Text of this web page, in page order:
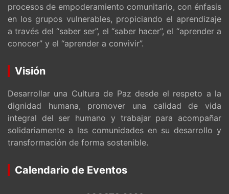
procesos de empoderamiento comunitario, con énfasis
en los grupos vulnerables, propiciando el aprendizaje
a través del “saber ser”, el “saber hacer”, el “aprender a
conocer” y el “aprender a convivir”.
Visión
Desarrollar una Cultura de Paz desde el respeto a la
dignidad humana, promover una calidad de vida
integral del ser humano y trabajar para acompañar
solidariamente a las comunidades en su desarrollo y
transformación de forma sostenible.
Calendario de Eventos